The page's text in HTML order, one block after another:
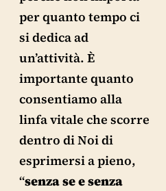
per quanto tempo ci
si dedica ad
un’attività. È
importante quanto
consentiamo alla
linfa vitale che scorre
dentro di Noi di
esprimersi a pieno,
“senza se e senza